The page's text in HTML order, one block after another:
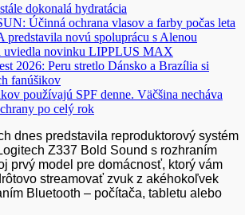
dokonalá hydratácia
Účinná ochrana vlasov a farby počas leta
novú spoluprácu s Alenou
uviedla novinku LIPPLUS MAX
2026: Peru stretlo Dánsko a Brazília si
fanúšikov
používajú SPF denne. Väčšina necháva
po celý rok
dnes predstavila reproduktorový systém
Z337 Bold Sound s rozhraním
prvý model pre domácnosť, ktorý vám
streamovať zvuk z akéhokoľvek
Bluetooth – počítača, tabletu alebo